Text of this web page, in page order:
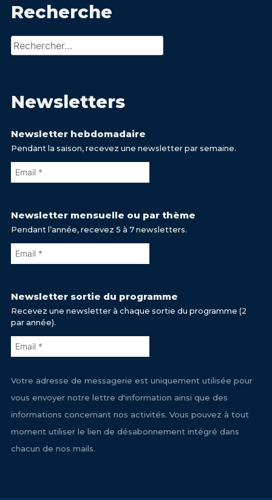
Recherche
Rechercher :
Newsletters
Newsletter hebdomadaire
Pendant la saison, recevez une newsletter par semaine.
Newsletter mensuelle ou par thème
Pendant l’année, recevez 5 à 7 newsletters.
Newsletter sortie du programme
Recevez une newsletter à chaque sortie du programme (2
par année).
Votre adresse de messagerie est uniquement utilisée pour
vous envoyer notre lettre d'information ainsi que des
informations concernant nos activités. Vous pouvez à tout
moment utiliser le lien de désabonnement intégré dans
chacun de nos mails.